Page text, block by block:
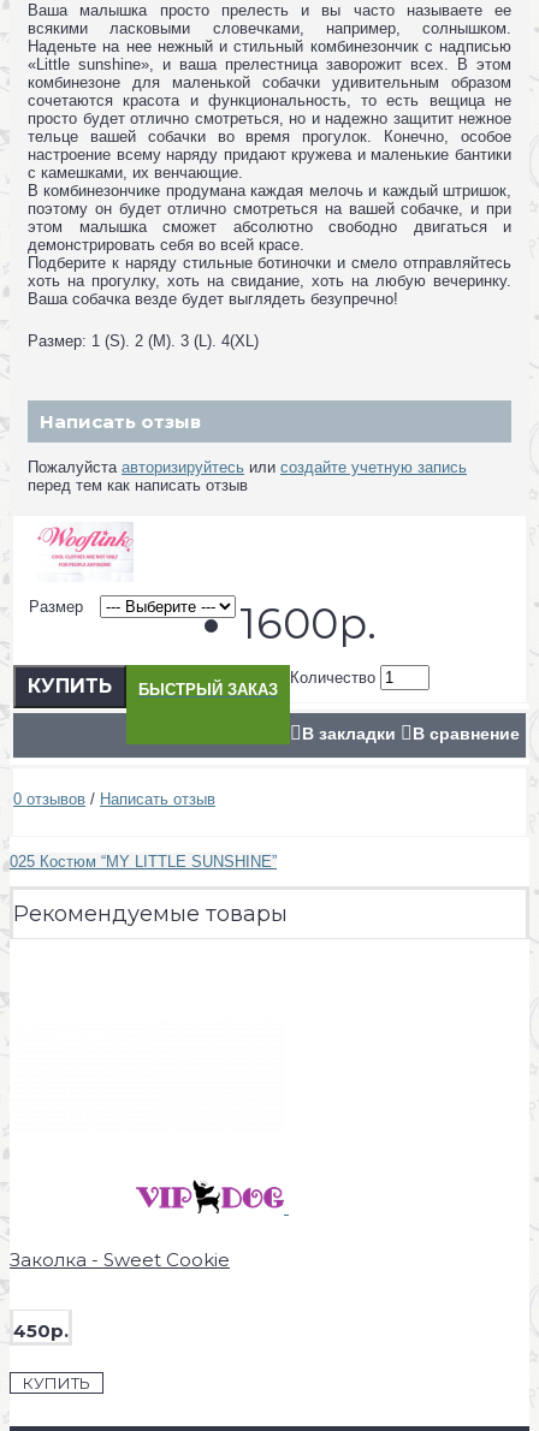
Ваша малышка просто прелесть и вы часто называете ее
всякими ласковыми словечками, например, солнышком.
Наденьте на нее нежный и стильный комбинезончик с надписью
«Little sunshine», и ваша прелестница заворожит всех. В этом
комбинезоне для маленькой собачки удивительным образом
сочетаются красота и функциональность, то есть вещица не
просто будет отлично смотреться, но и надежно защитит нежное
тельце вашей собачки во время прогулок. Конечно, особое
настроение всему наряду придают кружева и маленькие бантики
с камешками, их венчающие.
В комбинезончике продумана каждая мелочь и каждый штришок,
поэтому он будет отлично смотреться на вашей собачке, и при
этом малышка сможет абсолютно свободно двигаться и
демонстрировать себя во всей красе.
Подберите к наряду стильные ботиночки и смело отправляйтесь
хоть на прогулку, хоть на свидание, хоть на любую вечеринку.
Ваша собачка везде будет выглядеть безупречно!
Размер: 1 (S). 2 (M). 3 (L). 4(XL)
Написать отзыв
Пожалуйста авторизируйтесь или создайте учетную запись
перед тем как написать отзыв
Размер 1600р.
Количество
КУПИТЬ БЫСТРЫЙ ЗАКАЗ
В закладки В сравнение
0 отзывов / Написать отзыв
025 Костюм “MY LITTLE SUNSHINE”
Рекомендуемые товары
Заколка - Sweet Cookie
450р.
КУПИТЬ